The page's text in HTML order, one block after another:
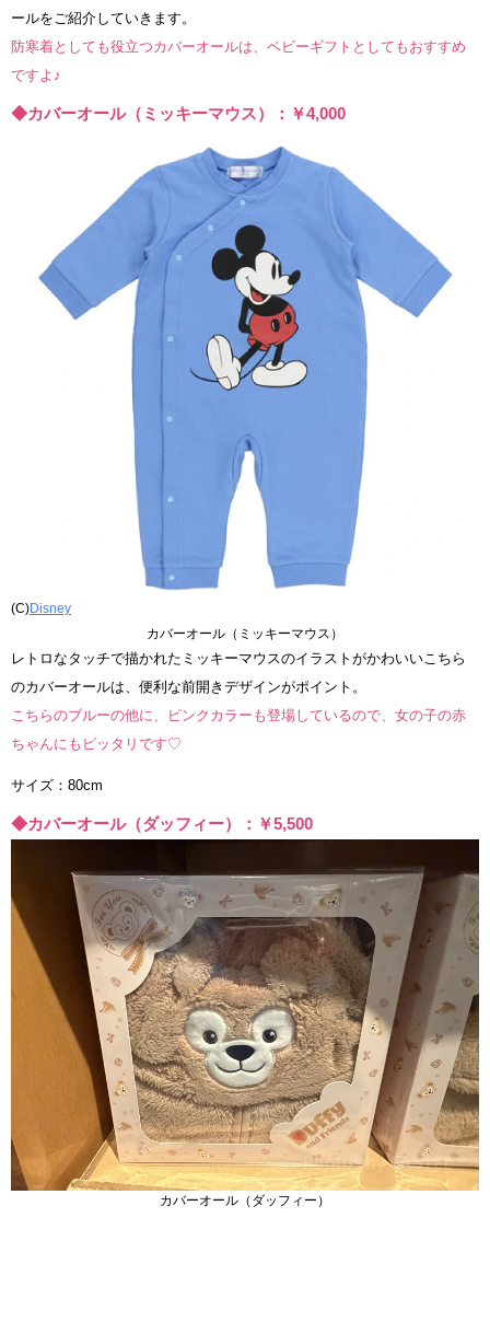
ールをご紹介していきます。
防寒着としても役立つカバーオールは、ベビーギフトとしてもおすすめ
ですよ♪
◆カバーオール（ミッキーマウス）：￥4,000
(C)Disney
カバーオール（ミッキーマウス）
レトロなタッチで描かれたミッキーマウスのイラストがかわいいこちら
のカバーオールは、便利な前開きデザインがポイント。
こちらのブルーの他に、ピンクカラーも登場しているので、女の子の赤
ちゃんにもピッタリです♡
サイズ：80cm
◆カバーオール（ダッフィー）：￥5,500
カバーオール（ダッフィー）